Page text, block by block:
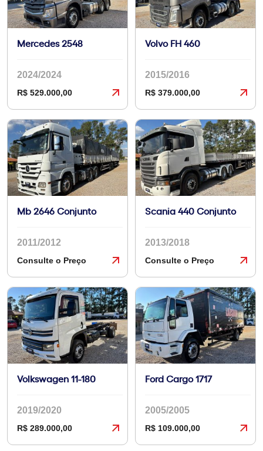
Mercedes 2548
2024/2024
R$ 529.000,00
Volvo FH 460
2015/2016
R$ 379.000,00
Mb 2646 Conjunto
2011/2012
Consulte o Preço
Scania 440 Conjunto
2013/2018
Consulte o Preço
Volkswagen 11-180
2019/2020
R$ 289.000,00
Ford Cargo 1717
2005/2005
R$ 109.000,00